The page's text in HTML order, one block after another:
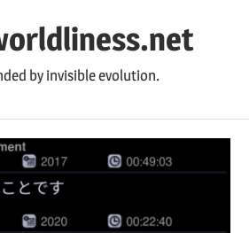
by invisible evolution.